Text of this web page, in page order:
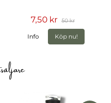
7,50 kr 50 kr
Info Köp nu!